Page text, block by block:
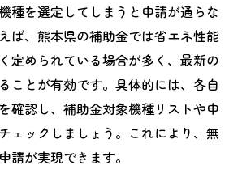
種を選定してしまうと申請が通らな
ば、熊本県の補助金では省エネ性能
定められている場合が多く、最新の
ことが有効です。具体的には、各自
確認し、補助金対象機種リストや申
ェックしましょう。これにより、無
請が実現できます。